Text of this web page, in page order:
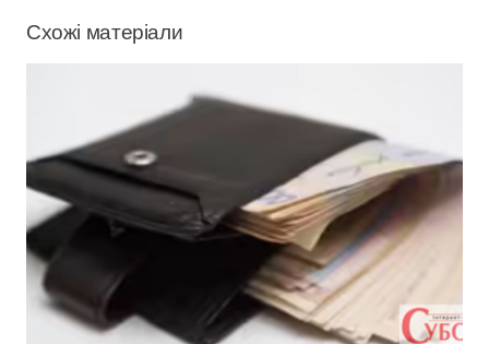
Схожі матеріали